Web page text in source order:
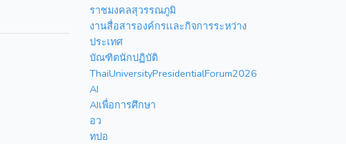
ราชมงคลสุวรรณภูมิ
งานสื่อสารองค์กรเเละกิจการระหว่าง
ประเทศ
บัณฑิตนักปฏิบัติ
ThaiUniversityPresidentialForum2026
AI
AIเพื่อการศึกษา
อว
ทปอ